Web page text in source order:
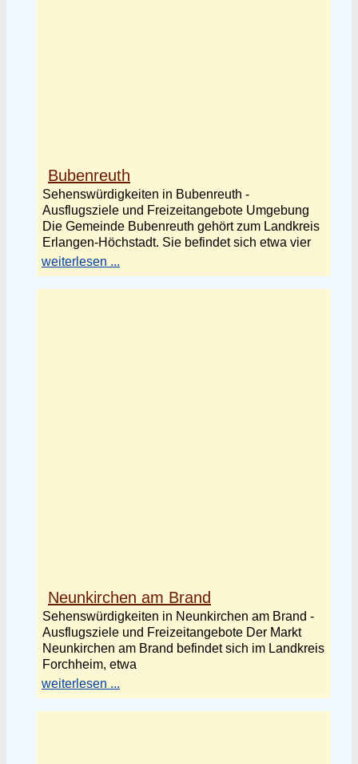
Bubenreuth
Sehenswürdigkeiten in Bubenreuth -
Ausflugsziele und Freizeitangebote Umgebung
Die Gemeinde Bubenreuth gehört zum Landkreis
Erlangen-Höchstadt. Sie befindet sich etwa vier
weiterlesen ...
Neunkirchen am Brand
Sehenswürdigkeiten in Neunkirchen am Brand -
Ausflugsziele und Freizeitangebote Der Markt
Neunkirchen am Brand befindet sich im Landkreis
Forchheim, etwa
weiterlesen ...